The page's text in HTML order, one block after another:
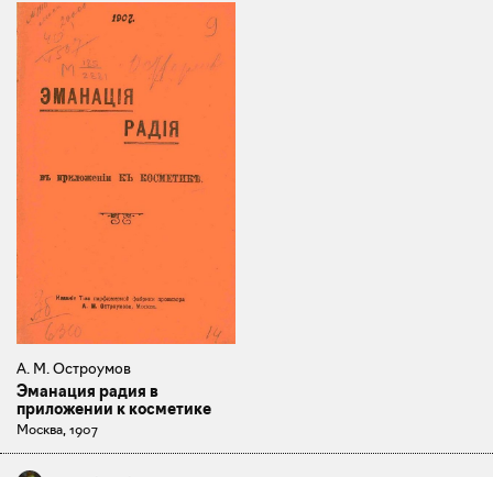
А. М. Остроумов
Эманация радия в
приложении к косметике
Москва, 1907